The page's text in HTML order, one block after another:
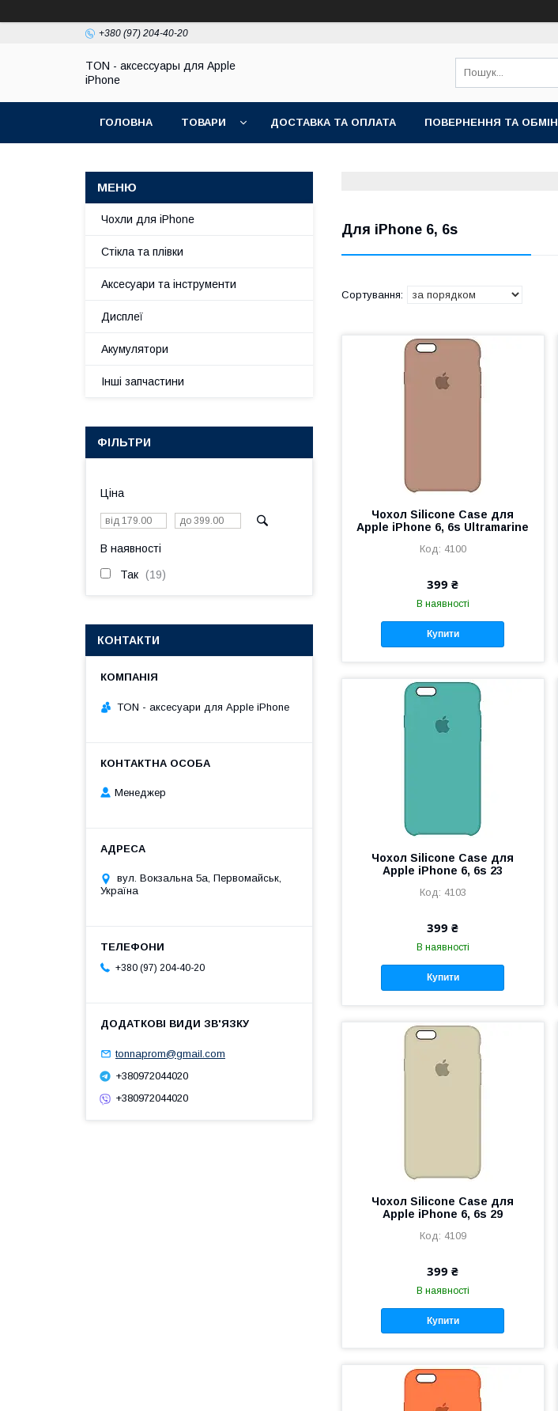
+380 (97) 204-40-20
TON - аксессуары для Apple
iPhone
ГОЛОВНА ТОВАРИ ДОСТАВКА ТА ОПЛАТА ПОВЕРНЕННЯ ТА ОБМІН
Для iPhone 6, 6s
Чохол Silicone Case для
Apple iPhone 6, 6s Ultramarine
4100
399 ₴
В наявності
Купити
Чохол Silicone Case для
Apple iPhone 6, 6s 23
4103
399 ₴
В наявності
Купити
Чохол Silicone Case для
Apple iPhone 6, 6s 29
4109
399 ₴
В наявності
Купити
Чохли для iPhone
Стікла та плівки
Аксесуари та інструменти
Дисплеї
Акумулятори
Інші запчастини
ФІЛЬТРИ
Ціна
В наявності
Так 19
КОНТАКТИ
TON - аксесуари для Apple iPhone
Менеджер
вул. Вокзальна 5а, Первомайськ,
Україна
+380 (97) 204-40-20
tonnaprom@gmail.com
+380972044020
+380972044020